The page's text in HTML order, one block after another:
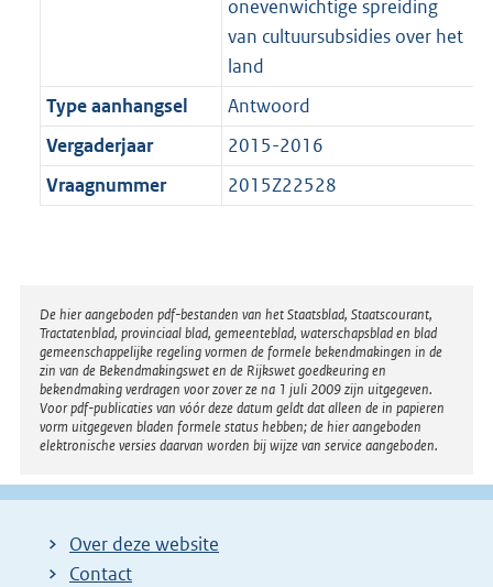
onevenwichtige spreiding
van cultuursubsidies over het
land
Type aanhangsel
Antwoord
Vergaderjaar
2015-2016
Vraagnummer
2015Z22528
Disclaimer
De hier aangeboden pdf-bestanden van het Staatsblad, Staatscourant,
Tractatenblad, provinciaal blad, gemeenteblad, waterschapsblad en blad
gemeenschappelijke regeling vormen de formele bekendmakingen in de
zin van de Bekendmakingswet en de Rijkswet goedkeuring en
bekendmaking verdragen voor zover ze na 1 juli 2009 zijn uitgegeven.
Voor pdf-publicaties van vóór deze datum geldt dat alleen de in papieren
vorm uitgegeven bladen formele status hebben; de hier aangeboden
elektronische versies daarvan worden bij wijze van service aangeboden.
Over deze website
Contact